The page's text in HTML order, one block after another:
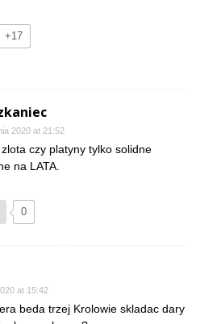
+17
2020 at 21:52
czy platyny tylko solidne
na LATA.
0
at 15:42
beda trzej Krolowie skladac dary